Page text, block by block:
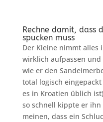
Rechne damit, dass
spucken muss
Der Kleine nimmt alles
wirklich aufpassen
wie er den
total logisch
es in Kroatien üblich
so schnell kippte er
meinen, dass ein